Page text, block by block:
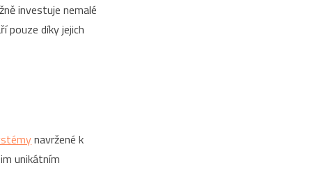
investuje nemalé
pouze díky jejich
navržené k
unikátním